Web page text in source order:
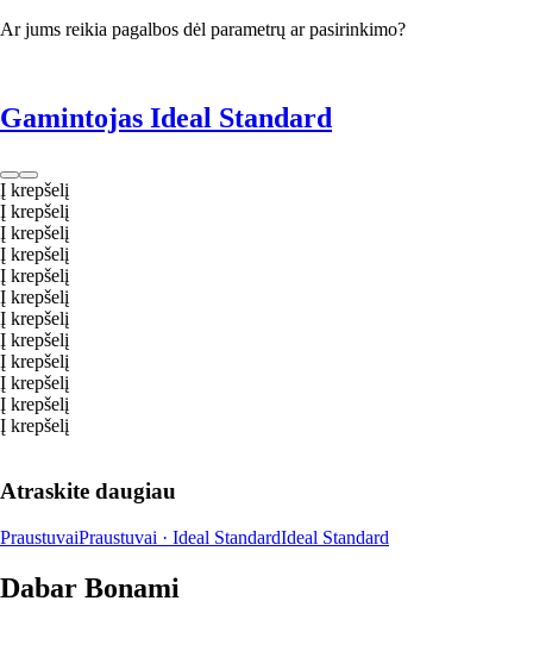
Ar jums reikia pagalbos dėl parametrų ar pasirinkimo?
Gamintojas Ideal Standard
Į krepšelį
Į krepšelį
Į krepšelį
Į krepšelį
Į krepšelį
Į krepšelį
Į krepšelį
Į krepšelį
Į krepšelį
Į krepšelį
Į krepšelį
Į krepšelį
Atraskite daugiau
PraustuvaiPraustuvai · Ideal StandardIdeal Standard
Dabar Bonami